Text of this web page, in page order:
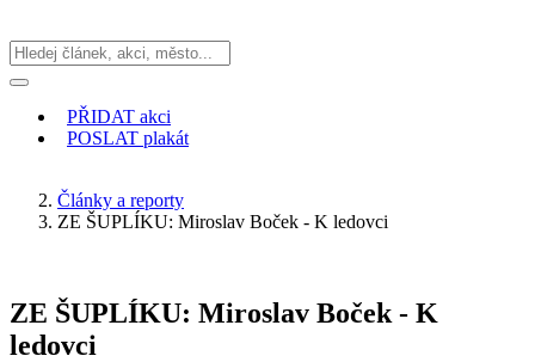
PŘIDAT akci
POSLAT plakát
Články a reporty
ZE ŠUPLÍKU: Miroslav Boček - K ledovci
ZE ŠUPLÍKU: Miroslav Boček - K
ledovci